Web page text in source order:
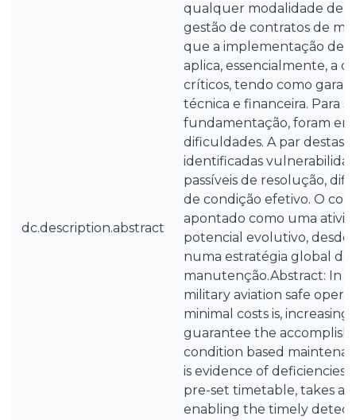
dc.description.abstract
qualquer modalidade de
gestão de contratos de
que a implementação de
aplica, essencialmente, a
críticos, tendo como
técnica e financeira. Para
fundamentação, foram
dificuldades. A par destas
identificadas
passíveis de resolução,
de condição efetivo. O
apontado como uma
potencial evolutivo,
numa estratégia global de
manutenção.Abstract: In
military aviation safe
minimal costs is,
guarantee the
condition based
is evidence of deficiencies
pre-set timetable, takes a
enabling the timely